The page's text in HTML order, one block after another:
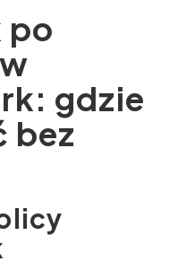
po
gdzie
bez